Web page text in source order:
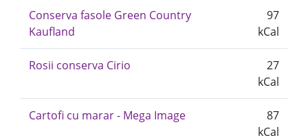
Conserva fasole Green Country
Kaufland
97
kCal
Rosii conserva Cirio
27
kCal
Cartofi cu marar - Mega Image
87
kCal